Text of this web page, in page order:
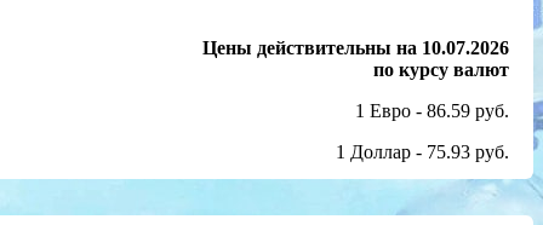
Цены действительны на 10.07.2026
по курсу валют
1 Евро - 86.59 руб.
1 Доллар - 75.93 руб.